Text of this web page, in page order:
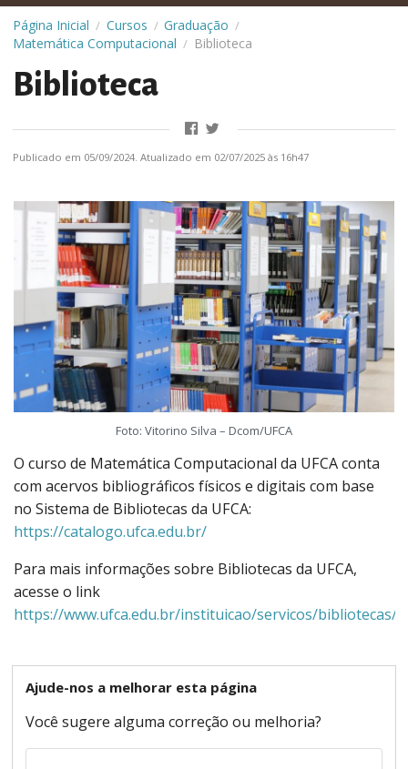
Página Inicial / Cursos / Graduação /
Matemática Computacional / Biblioteca
Biblioteca
Publicado em 05/09/2024. Atualizado em 02/07/2025 às 16h47
Foto: Vitorino Silva – Dcom/UFCA
O curso de Matemática Computacional da UFCA conta
com acervos bibliográficos físicos e digitais com base
no Sistema de Bibliotecas da UFCA:
https://catalogo.ufca.edu.br/
Para mais informações sobre Bibliotecas da UFCA,
acesse o link
https://www.ufca.edu.br/instituicao/servicos/bibliotecas/
Ajude-nos a melhorar esta página
Você sugere alguma correção ou melhoria?